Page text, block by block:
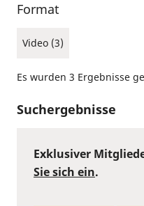
Format
Video (3)
Es wurden 3 Ergebnisse
Suchergebnisse
Exklusiver
Sie sich ein.